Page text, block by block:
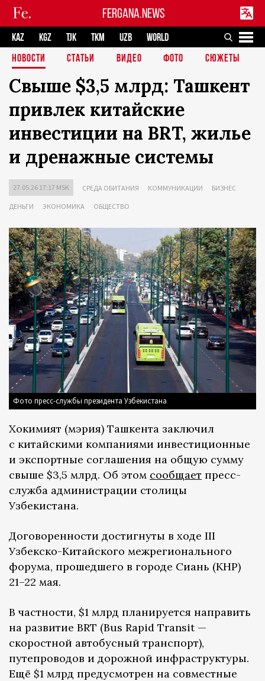
FERGANA.NEWS
KAZ KGZ TJK TKM UZB
WORLD
НОВОСТИ
СТАТЬИ ВИДЕО ФОТО СЮЖЕТЫ
Свыше $3,5 млрд: Ташкент
привлек китайские
инвестиции на BRT, жилье
и дренажные системы
27.05.26 17:17 MSK СРЕДА ОБИТАНИЯ КОММУНИКАЦИИ БИЗНЕС
ДЕНЬГИ ЭКОНОМИКА ОБЩЕСТВО
Фото пресс-службы президента Узбекистана
Хокимият (мэрия) Ташкента заключил
с китайскими компаниями инвестиционные
и экспортные соглашения на общую сумму
свыше $3,5 млрд. Об этом сообщает пресс-
служба администрации столицы
Узбекистана.
Договоренности достигнуты в ходе III
Узбекско-Китайского межрегионального
форума, прошедшего в городе Сиань (КНР)
21–22 мая.
В частности, $1 млрд планируется направить
на развитие BRT (Bus Rapid Transit —
скоростной автобусный транспорт),
путепроводов и дорожной инфраструктуры.
Ещё $1 млрд предусмотрен на совместные